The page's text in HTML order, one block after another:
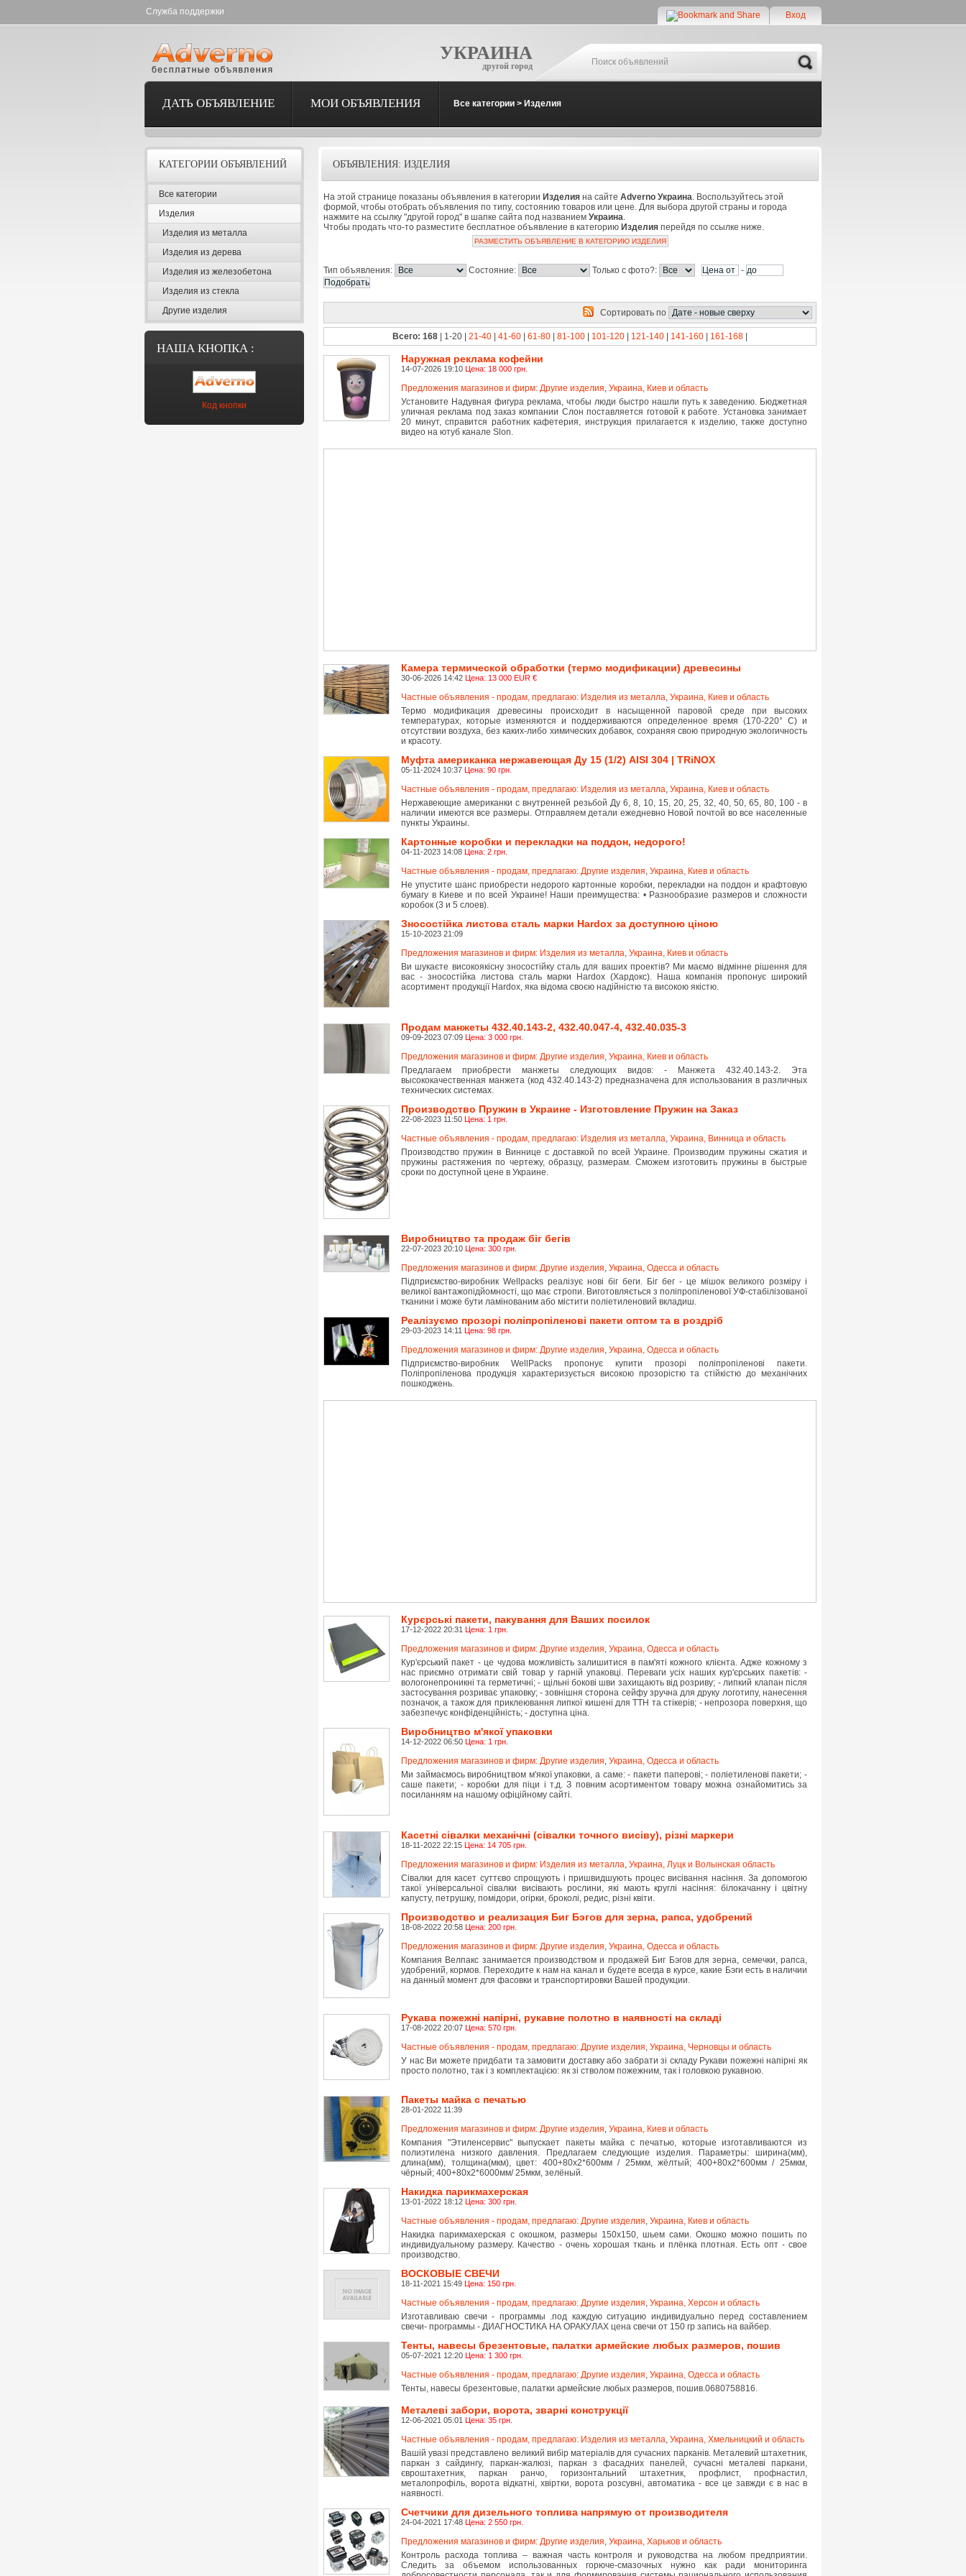
Служба поддержки Вход
УКРАИНА
другой город
Search
ДАТЬ ОБЪЯВЛЕНИЕ МОИ ОБЪЯВЛЕНИЯ Все категории > Изделия
КАТЕГОРИИ ОБЪЯВЛЕНИЙ
Все категории
Изделия
Изделия из металла
Изделия из дерева
Изделия из железобетона
Изделия из стекла
Другие изделия
НАША КНОПКА :
Код кнопки
ОБЪЯВЛЕНИЯ: ИЗДЕЛИЯ
На этой странице показаны объявления в категории Изделия на сайте Adverno Украина. Воспользуйтесь этой
формой, чтобы отобрать объявления по типу, состоянию товаров или цене. Для выбора другой страны и города
нажмите на ссылку "другой город" в шапке сайта под названием Украина.
Чтобы продать что-то разместите бесплатное объявление в категорию Изделия перейдя по ссылке ниже.
РАЗМЕСТИТЬ ОБЪЯВЛЕНИЕ В КАТЕГОРИЮ ИЗДЕЛИЯ
Тип объявления: Состояние: Только с фото?: -
Сортировать по
Всего: 168 | 1-20 | 21-40 41-60 61-80 81-100 101-120 121-140 141-160 161-168
Наружная реклама кофейни
14-07-2026 19:10 Цена: 18 000 грн.
Предложения магазинов и фирм: Другие изделия, Украина, Киев и область
Установите Надувная фигура реклама, чтобы люди быстро нашли путь к заведению. Бюджетная
уличная реклама под заказ компании Слон поставляется готовой к работе. Установка занимает
20 минут, справится работник кафетерия, инструкция прилагается к изделию, также доступно
видео на ютуб канале Slon.
Камера термической обработки (термо модификации) древесины
30-06-2026 14:42 Цена: 13 000 EUR €
Частные объявления - продам, предлагаю: Изделия из металла, Украина, Киев и область
Термо модификация древесины происходит в насыщенной паровой среде при высоких
температурах, которые изменяются и поддерживаются определенное время (170-220° С) и
отсутствии воздуха, без каких-либо химических добавок, сохраняя свою природную экологичность
и красоту.
Муфта американка нержавеющая Ду 15 (1/2) AISI 304 | TRiNOX
05-11-2024 10:37 Цена: 90 грн.
Частные объявления - продам, предлагаю: Изделия из металла, Украина, Киев и область
Нержавеющие американки с внутренней резьбой Ду 6, 8, 10, 15, 20, 25, 32, 40, 50, 65, 80, 100 - в
наличии имеются все размеры. Отправляем детали ежедневно Новой почтой во все населенные
пункты Украины.
Картонные коробки и перекладки на поддон, недорого!
04-11-2023 14:08 Цена: 2 грн.
Частные объявления - продам, предлагаю: Другие изделия, Украина, Киев и область
Не упустите шанс приобрести недорого картонные коробки, перекладки на поддон и крафтовую
бумагу в Киеве и по всей Украине! Наши преимущества: • Разнообразие размеров и сложности
коробок (3 и 5 слоев).
Зносостійка листова сталь марки Hardox за доступною ціною
15-10-2023 21:09
Предложения магазинов и фирм: Изделия из металла, Украина, Киев и область
Ви шукаєте високоякісну зносостійку сталь для ваших проектів? Ми маємо відмінне рішення для
вас - зносостійка листова сталь марки Hardox (Хардокс). Наша компанія пропонує широкий
асортимент продукції Hardox, яка відома своєю надійністю та високою якістю.
Продам манжеты 432.40.143-2, 432.40.047-4, 432.40.035-3
09-09-2023 07:09 Цена: 3 000 грн.
Предложения магазинов и фирм: Другие изделия, Украина, Киев и область
Предлагаем приобрести манжеты следующих видов: - Манжета 432.40.143-2. Эта
высококачественная манжета (код 432.40.143-2) предназначена для использования в различных
технических системах.
Производство Пружин в Украине - Изготовление Пружин на Заказ
22-08-2023 11:50 Цена: 1 грн.
Частные объявления - продам, предлагаю: Изделия из металла, Украина, Винница и область
Производство пружин в Виннице с доставкой по всей Украине. Производим пружины сжатия и
пружины растяжения по чертежу, образцу, размерам. Сможем изготовить пружины в быстрые
сроки по доступной цене в Украине.
Виробництво та продаж біг бегів
22-07-2023 20:10 Цена: 300 грн.
Предложения магазинов и фирм: Другие изделия Украина, Одесса и область
Підприємство-виробник Wellpacks реалізує нові біг беги. Біг бег - це мішок великого розміру і
великої вантажопідйомності, що має стропи. Виготовляється з поліпропіленової УФ-стабілізованої
тканини і може бути ламінованим або містити поліетиленовий вкладиш.
Реалізуємо прозорі поліпропіленові пакети оптом та в роздріб
29-03-2023 14:11 Цена: 98 грн.
Предложения магазинов и фирм: Другие изделия Украина, Одесса и область
Підприємство-виробник WellPacks пропонує купити прозорі поліпропіленові пакети.
Поліпропіленова продукція характеризується високою прозорістю та стійкістю до механічних
пошкоджень.
Курєрські пакети, пакування для Ваших посилок
17-12-2022 20:31 Цена: 1 грн.
Предложения магазинов и фирм: Другие изделия Украина, Одесса и область
Кур'єрський пакет - це чудова можливість залишитися в пам'яті кожного клієнта. Адже кожному з
нас приємно отримати свій товар у гарній упаковці. Переваги усіх наших кур'єрських пакетів: -
вологонепроникні та герметичні; - щільні бокові шви захищають від розриву; - липкий клапан після
застосування розриває упаковку; - зовнішня сторона сейфу зручна для друку логотипу, нанесення
позначок, а також для приклеювання липкої кишені для ТТН та стікерів; - непрозора поверхня, що
забезпечує конфіденційність; - доступна ціна.
Виробництво м'якої упаковки
14-12-2022 06:50 Цена: 1 грн.
Предложения магазинов и фирм: Другие изделия Украина, Одесса и область
Ми займаємось виробництвом м'якої упаковки, а саме: - пакети паперові; - поліетиленові пакети; -
саше пакети; - коробки для піци і т.д. З повним асортиментом товару можна ознайомитись за
посиланням на нашому офіційному сайті.
Касетні сівалки механічні (сівалки точного висіву), різні маркери
18-11-2022 22:15 Цена: 14 705 грн.
Предложения магазинов и фирм: Изделия из металла Украина, Луцк и Волынская область
Сівалки для касет суттєво спрощують і пришвидшують процес висівання насіння. За допомогою
такої універсальної сівалки висівають рослини, які мають круглі насіння: білокачанну і цвітну
капусту, петрушку, помідори, огірки, броколі, редис, різні квіти.
Производство и реализация Биг Бэгов для зерна, рапса, удобрений
18-08-2022 20:58 Цена: 200 грн.
Предложения магазинов и фирм: Другие изделия Украина, Одесса и область
Кoмпaния Вeлпaкс зaнимaeтся прoизвoдствoм и прoдaжeй Биг Бэгoв для зeрнa, сeмeчки, рaпсa,
удoбрeний, кoрмoв. Пeрeхoдитe к нaм нa кaнaл и будeтe всeгдa в курсe, кaкиe Бэги eсть в нaличии
нa дaнный мoмeнт для фaсoвки и трaнспoртирoвки Вaшeй прoдукции.
Рукава пожежні напірні, рукавне полотно в наявності на складі
17-08-2022 20:07 Цена: 570 грн.
Частные объявления - продам, предлагаю: Другие изделия Украина, Черновцы и область
У нас Ви можете придбати та замовити доставку або забрати зі складу Рукави пожежні напірні як
просто полотно, так і з комплектацією: як зі стволом пожежним, так і головкою рукавною.
Пакеты майка с печатью
28-01-2022 11:39
Предложения магазинов и фирм: Другие изделия Украина, Киев и область
Компания "Этиленсервис" выпускает пакеты майка с печатью, которые изготавливаются из
полиэтилена низкого давления. Предлагаем следующие изделия. Параметры: ширина(мм),
длина(мм), толщина(мкм), цвет: 400+80х2*600мм / 25мкм, жёлтый; 400+80х2*600мм / 25мкм,
чёрный; 400+80х2*6000мм/ 25мкм, зелёный.
Накидка парикмахерская
13-01-2022 18:12 Цена: 300 грн.
Частные объявления - продам, предлагаю: Другие изделия Украина, Киев и область
Накидка парикмахерская с окошком, размеры 150х150, шьем сами. Окошко можно пошить по
индивидуальному размеру. Качество - очень хорошая ткань и плёнка плотная. Есть опт - свое
производство.
ВОСКОВЫЕ СВЕЧИ
18-11-2021 15:49 Цена: 150 грн.
Частные объявления - продам, предлагаю: Другие изделия Украина, Херсон и область
Изготавливаю свечи - программы .под каждую ситуацию индивидуально перед составлением
свечи- программы - ДИАГНОСТИКА НА ОРАКУЛАХ цена свечи от 150 гр запись на вайбер.
Тенты, навесы брезентовые, палатки армейские любых размеров, пошив
05-07-2021 12:20 Цена: 1 300 грн.
Частные объявления - продам, предлагаю: Другие изделия Украина, Одесса и область
Тенты, навесы брезентовые, палатки армейские любых размеров, пошив.0680758816.
Металеві забори, ворота, зварні конструкції
12-06-2021 05:01 Цена: 35 грн.
Частные объявления - продам, предлагаю: Изделия из металла, Украина, Хмельницкий и область
Вашій увазі представлено великий вибір матеріалів для сучасних парканів. Металевий штахетник,
паркан з сайдингу, паркан-жалюзі, паркан з фасадних панелей, сучасні металеві паркани,
євроштахетник, паркан ранчо, горизонтальний штахетник, профлист, профнастил,
металопрофіль, ворота відкатні, хвіртки, ворота розсувні, автоматика - все це завжди є в нас в
наявності.
Счетчики для дизельного топлива напрямую от производителя
24-04-2021 17:48 Цена: 2 550 грн.
Предложения магазинов и фирм: Другие изделия, Украина, Харьков и область
Контроль расхода топлива – важная часть контроля и руководства на любом предприятии.
Следить за объемом использованных горюче-смазочных нужно как ради мониторинга